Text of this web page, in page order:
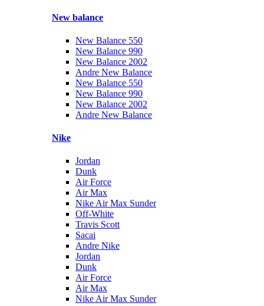
New balance
New Balance 550
New Balance 990
New Balance 2002
Andre New Balance
New Balance 550
New Balance 990
New Balance 2002
Andre New Balance
Nike
Jordan
Dunk
Air Force
Air Max
Nike Air Max Sunder
Off-White
Travis Scott
Sacai
Andre Nike
Jordan
Dunk
Air Force
Air Max
Nike Air Max Sunder